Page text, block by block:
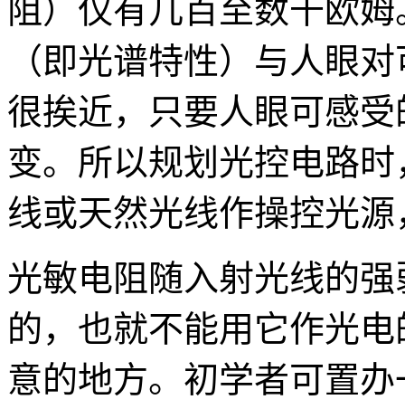
阻）仅有几百至数千欧
（即光谱特性）与人眼
很挨近，只要人眼可感
变。所以规划光控电路
线或天然光线作操控光
光敏电阻随入射光线的
的，也就不能用它作光
意的地方。初学者可置